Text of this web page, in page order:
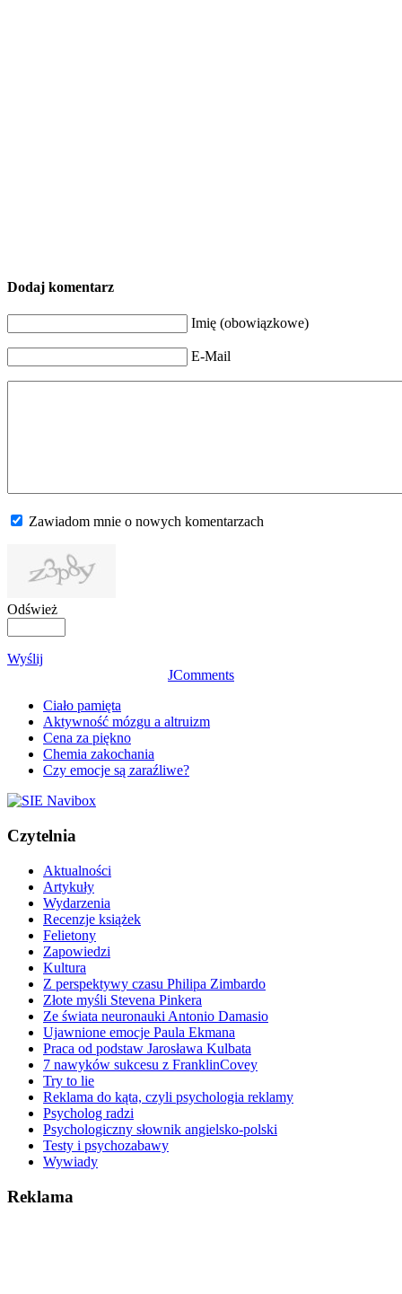
Dodaj komentarz
Imię (obowiązkowe)
E-Mail
Zawiadom mnie o nowych komentarzach
Odśwież
Wyślij
JComments
Ciało pamięta
Aktywność mózgu a altruizm
Cena za piękno
Chemia zakochania
Czy emocje są zaraźliwe?
Czytelnia
Aktualności
Artykuły
Wydarzenia
Recenzje książek
Felietony
Zapowiedzi
Kultura
Z perspektywy czasu Philipa Zimbardo
Złote myśli Stevena Pinkera
Ze świata neuronauki Antonio Damasio
Ujawnione emocje Paula Ekmana
Praca od podstaw Jarosława Kulbata
7 nawyków sukcesu z FranklinCovey
Try to lie
Reklama do kąta, czyli psychologia reklamy
Psycholog radzi
Psychologiczny słownik angielsko-polski
Testy i psychozabawy
Wywiady
Reklama